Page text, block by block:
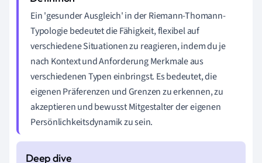
Ein 'gesunder Ausgleich' in der Riemann-Thomann-
Typologie bedeutet die Fähigkeit, flexibel auf
verschiedene Situationen zu reagieren, indem du je
nach Kontext und Anforderung Merkmale aus
verschiedenen Typen einbringst. Es bedeutet, die
eigenen Präferenzen und Grenzen zu erkennen, zu
akzeptieren und bewusst Mitgestalter der eigenen
Persönlichkeitsdynamik zu sein.